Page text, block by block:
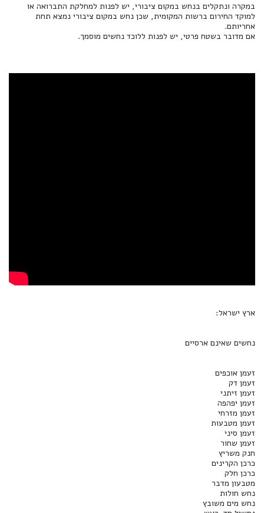
במקרה ונתקלים בנחש במקום ציבורי, יש לפנות למחלקת התברואה או
למוקד החירום ברשות המקומית, שכן נחש במקום ציבורי נמצא תחת
אחריותם.
אם מדובר בשטח פרטי, יש לפנות ללוכד נחשים מוסמך.
ארץ ישראל:
נחשים שאינם ארסיים‏
זעמן אוכפים
זעמן דק
זעמן זיתני
זעמן יפהפה
זעמן מזרחי
זעמן מטבעות
זעמן סיני
זעמן שחור
חנק משריץ
כרכן הקרינים
כרכן חלק
מטבעון מדבר
נחש חולות
נחש מים משובץ